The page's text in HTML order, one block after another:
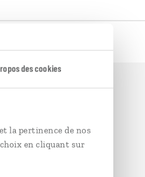
des cookies
la pertinence de nos
en cliquant sur